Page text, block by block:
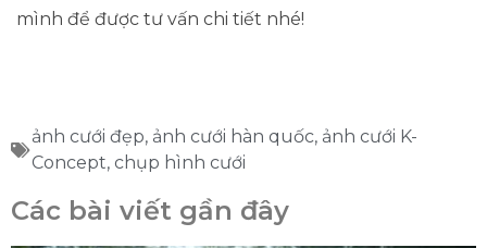
mình để được tư vấn chi tiết nhé!
ảnh cưới đẹp, ảnh cưới hàn quốc, ảnh cưới K-
Concept, chụp hình cưới
Các bài viết gần đây